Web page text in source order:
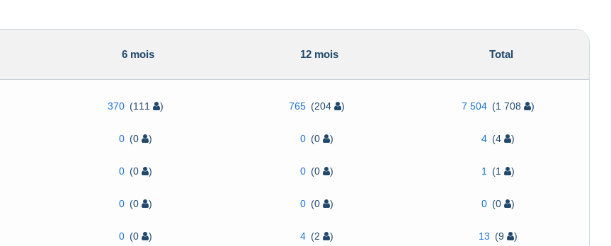
6 mois 12 mois Total
370 (111 ) 765 (204 ) 7 504 (1 708 )
0 (0 ) 0 (0 ) 4 (4 )
0 (0 ) 0 (0 ) 1 (1 )
0 (0 ) 0 (0 ) 0 (0 )
0 (0 ) 4 (2 ) 13 (9 )